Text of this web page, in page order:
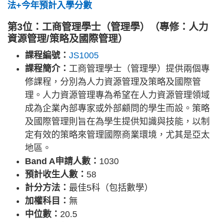
法+今年預計入學分數
第3位：工商管理學士（管理學）（專修：人力
資源管理/策略及國際管理）
課程編號： JS1005
課程簡介： 工商管理學士（管理學）提供兩個專
修課程，分別為人力資源管理及策略及國際管
理。人力資源管理專為希望在人力資源管理領域
成為企業內部專家或外部顧問的學生而設。策略
及國際管理則旨在為學生提供知識與技能，以制
定有效的策略來管理國際商業環境，尤其是亞太
地區。
Band A申請人數： 1030
預計收生人數： 58
計分方法： 最佳5科（包括數學）
加權科目： 無
中位數： 20.5